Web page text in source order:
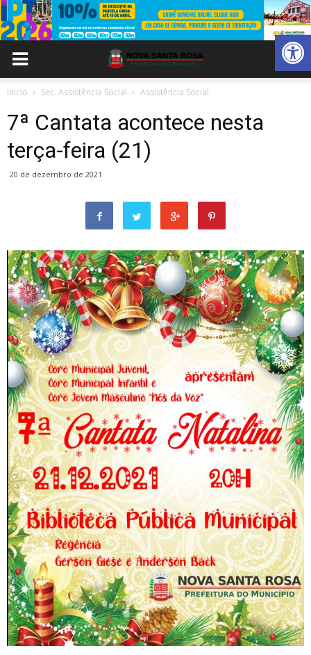
Abrir
Inicio Sec. Assistência Social Assistência Social
7ª Cantata acontece nesta
terça-feira (21)
20 de dezembro de 2021